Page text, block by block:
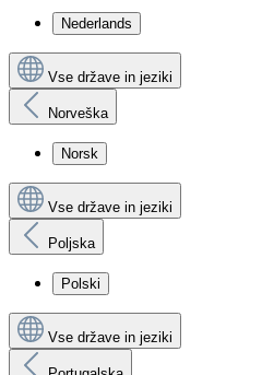
Nederlands
Vse države in jeziki
Norveška
Norsk
Vse države in jeziki
Poljska
Polski
Vse države in jeziki